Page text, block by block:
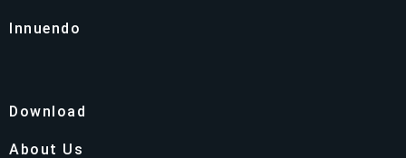
Innuendo
Download
About Us